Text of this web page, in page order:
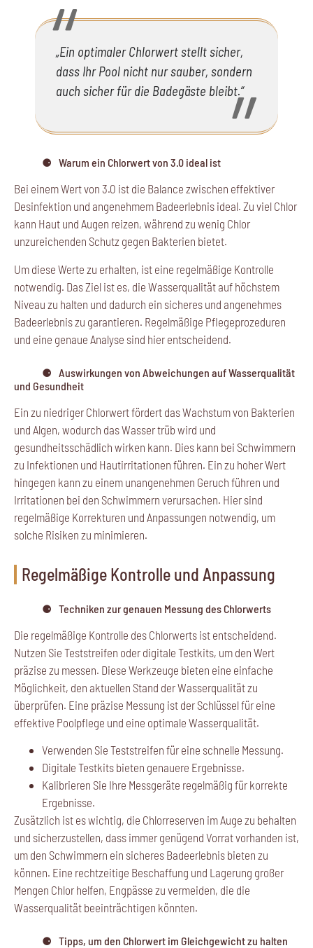
„Ein optimaler Chlorwert stellt sicher,
dass Ihr Pool nicht nur sauber, sondern
auch sicher für die Badegäste bleibt.“
Warum ein Chlorwert von 3.0 ideal ist
Bei einem Wert von 3.0 ist die Balance zwischen effektiver
Desinfektion und angenehmem Badeerlebnis ideal. Zu viel Chlor
kann Haut und Augen reizen, während zu wenig Chlor
unzureichenden Schutz gegen Bakterien bietet.
Um diese Werte zu erhalten, ist eine regelmäßige Kontrolle
notwendig. Das Ziel ist es, die Wasserqualität auf höchstem
Niveau zu halten und dadurch ein sicheres und angenehmes
Badeerlebnis zu garantieren. Regelmäßige Pflegeprozeduren
und eine genaue Analyse sind hier entscheidend.
Auswirkungen von Abweichungen auf Wasserqualität
und Gesundheit
Ein zu niedriger Chlorwert fördert das Wachstum von Bakterien
und Algen, wodurch das Wasser trüb wird und
gesundheitsschädlich wirken kann. Dies kann bei Schwimmern
zu Infektionen und Hautirritationen führen. Ein zu hoher Wert
hingegen kann zu einem unangenehmen Geruch führen und
Irritationen bei den Schwimmern verursachen. Hier sind
regelmäßige Korrekturen und Anpassungen notwendig, um
solche Risiken zu minimieren.
Regelmäßige Kontrolle und Anpassung
Techniken zur genauen Messung des Chlorwerts
Die regelmäßige Kontrolle des Chlorwerts ist entscheidend.
Nutzen Sie Teststreifen oder digitale Testkits, um den Wert
präzise zu messen. Diese Werkzeuge bieten eine einfache
Möglichkeit, den aktuellen Stand der Wasserqualität zu
überprüfen. Eine präzise Messung ist der Schlüssel für eine
effektive Poolpflege und eine optimale Wasserqualität.
Verwenden Sie Teststreifen für eine schnelle Messung.
Digitale Testkits bieten genauere Ergebnisse.
Kalibrieren Sie Ihre Messgeräte regelmäßig für korrekte
Ergebnisse.
Zusätzlich ist es wichtig, die Chlorreserven im Auge zu behalten
und sicherzustellen, dass immer genügend Vorrat vorhanden ist,
um den Schwimmern ein sicheres Badeerlebnis bieten zu
können. Eine rechtzeitige Beschaffung und Lagerung großer
Mengen Chlor helfen, Engpässe zu vermeiden, die die
Wasserqualität beeinträchtigen könnten.
Tipps, um den Chlorwert im Gleichgewicht zu halten